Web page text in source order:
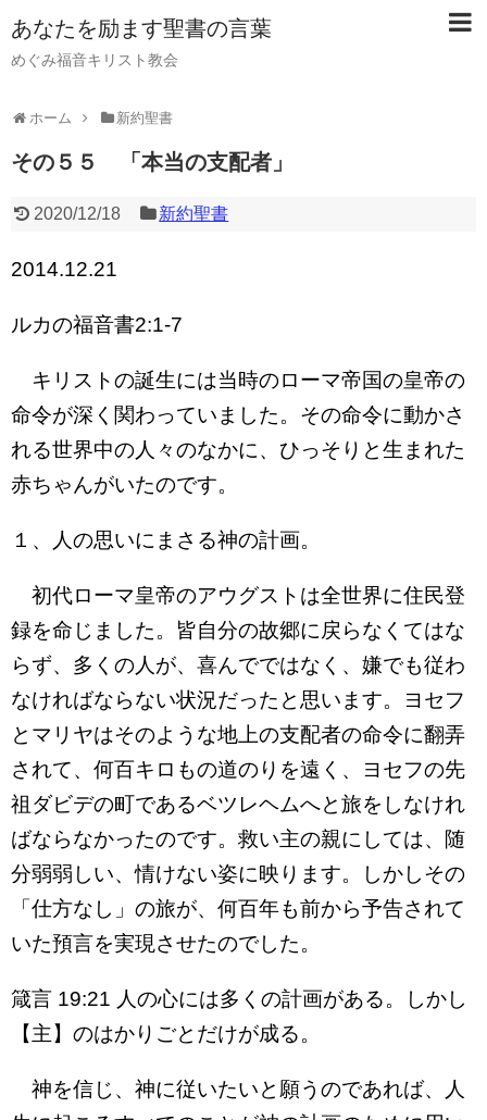
あなたを励ます聖書の言葉
めぐみ福音キリスト教会
ホーム 新約聖書
その５５ 「本当の支配者」
2020/12/18 新約聖書
2014.12.21
ルカの福音書2:1-7
キリストの誕生には当時のローマ帝国の皇帝の
命令が深く関わっていました。その命令に動かさ
れる世界中の人々のなかに、ひっそりと生まれた
赤ちゃんがいたのです。
１、人の思いにまさる神の計画。
初代ローマ皇帝のアウグストは全世界に住民登
録を命じました。皆自分の故郷に戻らなくてはな
らず、多くの人が、喜んでではなく、嫌でも従わ
なければならない状況だったと思います。ヨセフ
とマリヤはそのような地上の支配者の命令に翻弄
されて、何百キロもの道のりを遠く、ヨセフの先
祖ダビデの町であるベツレヘムへと旅をしなけれ
ばならなかったのです。救い主の親にしては、随
分弱弱しい、情けない姿に映ります。しかしその
「仕方なし」の旅が、何百年も前から予告されて
いた預言を実現させたのでした。
箴言 19:21 人の心には多くの計画がある。しかし
【主】のはかりごとだけが成る。
神を信じ、神に従いたいと願うのであれば、人